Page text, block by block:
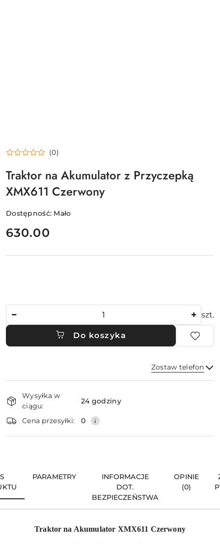
(0)
Traktor na Akumulator z Przyczepką
XMX611 Czerwony
Dostępność: Mało
cena:
630.00
szt.
Do koszyka
Zostaw telefon
i
dostawa
Wysyłka w
ciągu:
24 godziny
Cena przesyłki: 0
PARAMETRY
INFORMACJE
DOT.
BEZPIECZEŃSTWA
OPINIE
(0)
Traktor na Akumulator XMX611 Czerwony